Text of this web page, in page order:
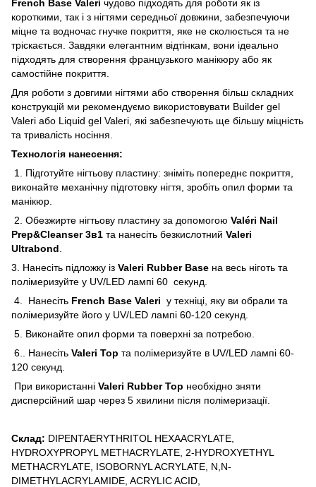
French Base Valeri чудово підходять для роботи як із
короткими, так і з нігтями середньої довжини, забезпечуючи
міцне та водночас гнучке покриття, яке не сколюється та не
тріскається. Завдяки елегантним відтінкам, вони ідеально
підходять для створення французького манікюру або як
самостійне покриття.
Для роботи з довгими нігтями або створення більш складних
конструкцій ми рекомендуємо використовувати Builder gel
Valeri або Liquid gel Valeri, які забезпечують ще більшу міцність
та тривалість носіння.
Технологія нанесення:
1. Підготуйте нігтьову пластину: зніміть попереднє покриття,
виконайте механічну підготовку нігтя, зробіть опил форми та
манікюр.
2. Обезжирте нігтьову пластину за допомогою Valéri Nail
Prep&Cleanser 3в1 та нанесіть безкислотний Valeri
Ultrabond
3. Нанесіть підложку із Valeri Rubber Base на весь ніготь та
полімеризуйте у UV/LED лампі 60 секунд.
4. Нанесіть French Base Valeri у техніці, яку ви обрали та
полімеризуйте його у UV/LED лампі 60-120 секунд.
5. Виконайте опил форми та поверхні за потребою.
6.. Нанесіть Valeri Top та полімеризуйте в UV/LED лампі 60-
120 секунд.
При використанні Valeri Rubber Top необхідно зняти
дисперсійний шар через 5 хвилини після полімеризації.
Склад: DIPENTAERYTHRITOL HEXAACRYLATE,
HYDROXYPROPYL METHACRYLATE, 2-HYDROXYETHYL
METHACRYLATE, ISOBORNYL ACRYLATE, N,N-
DIMETHYLACRYLAMIDE, ACRYLIC ACID,